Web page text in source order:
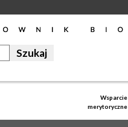
Wsparcie
merytoryczne